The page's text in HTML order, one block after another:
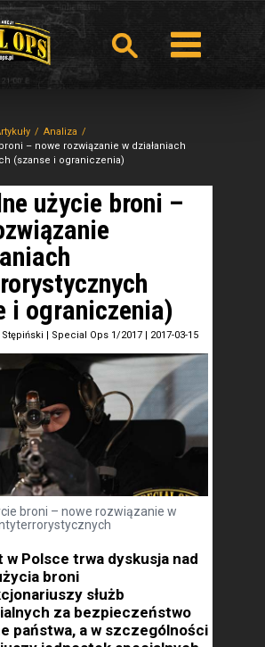
Analiza
– nowe rozwiązanie w działaniach
(szanse i ograniczenia)
użycie broni –
i ograniczenia)
Stępiński | Special Ops 1/2017 | 2017-03-15
broni – nowe rozwiązanie w
w Polsce trwa dyskusja nad
broni
służb
za bezpieczeństwo
państwa, a w szczególności